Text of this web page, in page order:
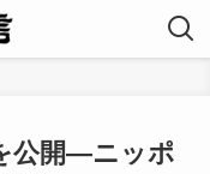
公開—ニッポ